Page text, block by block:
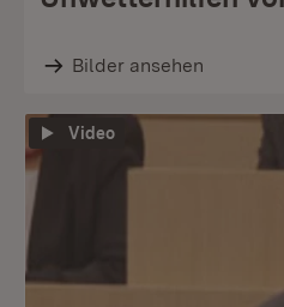
Bilder ansehen
Video